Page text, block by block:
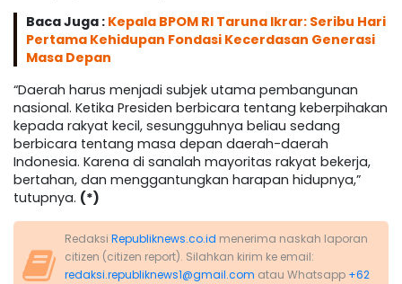
Baca Juga : Kepala BPOM RI Taruna Ikrar: Seribu Hari
Pertama Kehidupan Fondasi Kecerdasan Generasi
Masa Depan
“Daerah harus menjadi subjek utama pembangunan
nasional. Ketika Presiden berbicara tentang keberpihakan
kepada rakyat kecil, sesungguhnya beliau sedang
berbicara tentang masa depan daerah-daerah
Indonesia. Karena di sanalah mayoritas rakyat bekerja,
bertahan, dan menggantungkan harapan hidupnya,”
tutupnya. (*)
Redaksi Republiknews.co.id menerima naskah laporan
citizen (citizen report). Silahkan kirim ke email:
redaksi.republiknews1@gmail.com atau Whatsapp +62